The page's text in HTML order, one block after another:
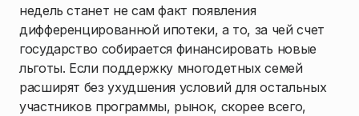
недель станет не сам факт появления
дифференцированной ипотеки, а то, за чей счет
государство собирается финансировать новые
льготы. Если поддержку многодетных семей
расширят без ухудшения условий для остальных
участников программы, рынок, скорее всего,